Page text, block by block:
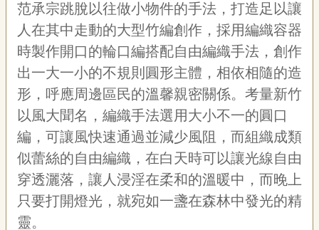
范承宗跳脫以往做小物件的手法，打造足以讓
人在其中走動的大型竹編創作，採用編織容器
時製作開口的輪口編搭配自由編織手法，創作
出一大一小的不規則圓形主體，相依相隨的造
形，呼應周邊區民的溫馨親密關係。考量新竹
以風大聞名，編織手法選用大小不一的圓口
編，可讓風快速通過並減少風阻，而組織成類
似蕾絲的自由編織，在白天時可以讓光線自由
穿透灑落，讓人浸淫在柔和的溫暖中，而晚上
只要打開燈光，就宛如一盞在森林中發光的精
靈。